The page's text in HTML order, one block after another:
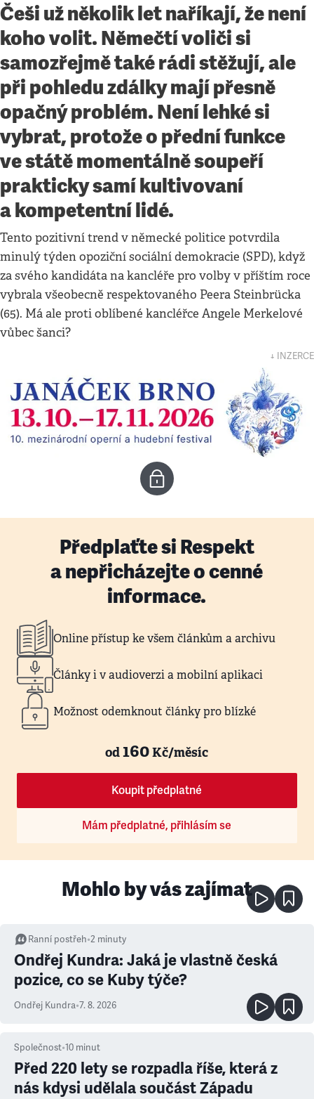
Češi už několik let naříkají, že není
koho volit. Němečtí voliči si
samozřejmě také rádi stěžují, ale
při pohledu zdálky mají přesně
opačný problém. Není lehké si
vybrat, protože o přední funkce
ve státě momentálně soupeří
prakticky samí kultivovaní
a kompetentní lidé.
Tento pozitivní trend v německé politice potvrdila
minulý týden opoziční sociální demokracie (SPD), když
za svého kandidáta na kancléře pro volby v příštím roce
vybrala všeobecně respektovaného Peera Steinbrücka
(65). Má ale proti oblíbené kancléřce Angele Merkelové
vůbec šanci?
↓ INZERCE
Předplaťte si Respekt
a nepřicházejte o cenné
informace.
Online přístup ke všem článkům a archivu
Články i v audioverzi a mobilní aplikaci
Možnost odemknout články pro blízké
od160Kč/měsíc
Koupit předplatné
Mám předplatné, přihlásím se
Mohlo by vás zajímat
Ranní postřeh•2 minuty
Ondřej Kundra: Jaká je vlastně česká
pozice, co se Kuby týče?
Ondřej Kundra•7. 8. 2026
Společnost•10 minut
Před 220 lety se rozpadla říše, která z
nás kdysi udělala součást Západu